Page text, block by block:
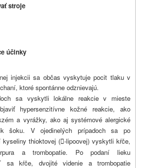
stroje
účinky
injekcii sa občas vyskytuje pocit tlaku v
ktoré spontánne odznievajú.
sa vyskytli lokálne reakcie v mieste
hypersenzitívne kožné reakcie, ako
a vyrážky, ako aj systémové alergické
šoku. V ojedinelých prípadoch sa po
kyseliny thioktovej (-lipoovej) vyskytli kŕče,
a trombopatie. Po podaní lieku
sa kŕče, dvojité videnie a trombopatie